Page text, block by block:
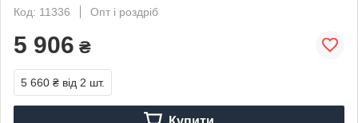
Код: 11336
Опт і роздріб
5 906 ₴
5 660 ₴ від 2 шт.